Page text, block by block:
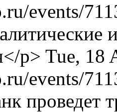
events/
p> Tue, 18
events/
проведет